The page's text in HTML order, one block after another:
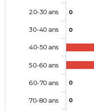
0
0
0
0
20-30 ans
30-40 ans
40-50 ans
50-60 ans
60-70 ans
70-80 ans